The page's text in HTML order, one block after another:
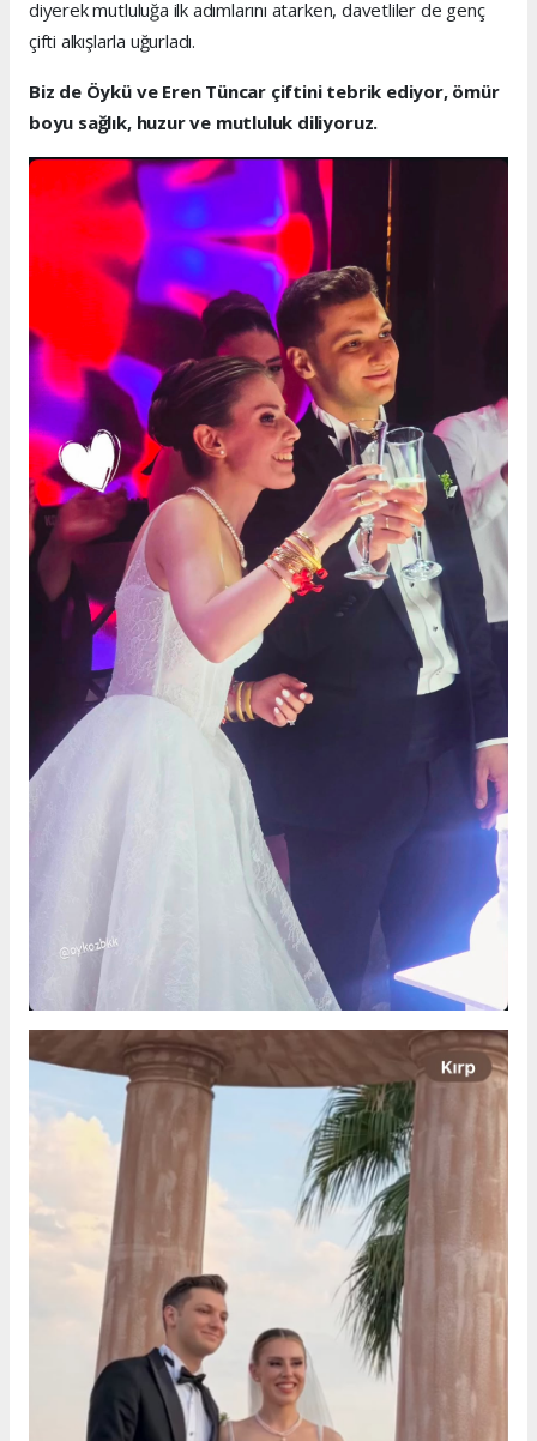
diyerek mutluluğa ilk adımlarını atarken, davetliler de genç
çifti alkışlarla uğurladı.
Biz de Öykü ve Eren Tüncar çiftini tebrik ediyor, ömür
boyu sağlık, huzur ve mutluluk diliyoruz.